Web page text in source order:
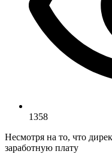
1358
Несмотря на то, что
заработную плату